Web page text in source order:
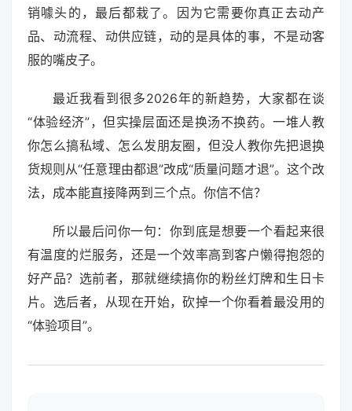
销噱头的，最后都栽了。因为它需要你真正去动产
品、动流程、动供应链，动的是具体的事，不是动客
服的嘴皮子。
最近我看到很多2026年的新趋势，大家都在谈
“体验经济”，但实操层面还是换汤不换药。一堆人教
你怎么搞私域、怎么发朋友圈，但没人教你先把退换
货规则从“任意理由都退”改成“质量问题才退”。这个改
法，成本能直接降两到三个点。你信不信？
所以最后问你一句：你到底是想要一个看起来很
有温度的烂服务，还是一个效率高到客户懒得抱怨的
好产品？选前者，那就继续搞你的粉丝灯牌和生日卡
片。选后者，从现在开始，砍掉一个你看着最没用的
“体验项目”。